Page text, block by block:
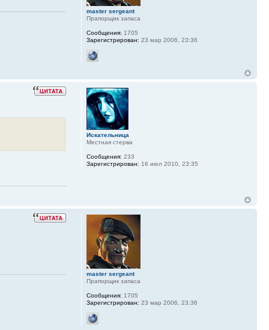
master sergeant
Прапорщик запаса
Сообщения: 1705
Зарегистрирован: 23 мар 2006, 23:36
Искательница
Местная стерва
Сообщения: 233
Зарегистрирован: 16 июл 2010, 23:35
master sergeant
Прапорщик запаса
Сообщения: 1705
Зарегистрирован: 23 мар 2006, 23:36